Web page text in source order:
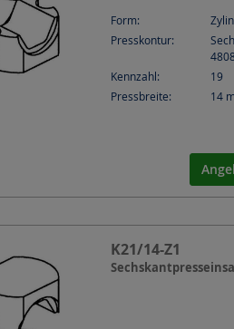
Form:
Presskontur:
Kennzahl:
19
Pressbreite:
14
K21/14-Z1